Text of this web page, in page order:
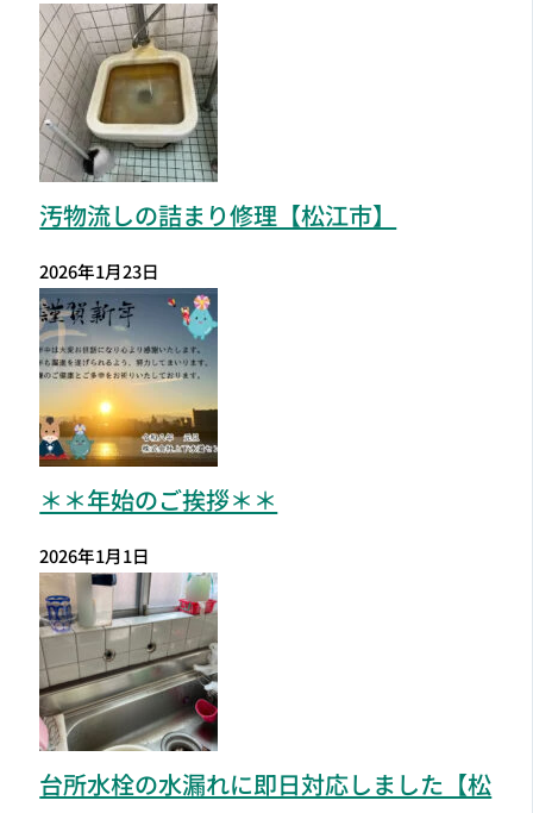
汚物流しの詰まり修理【松江市】
2026年1月23日
＊＊年始のご挨拶＊＊
2026年1月1日
台所水栓の水漏れに即日対応しました【松